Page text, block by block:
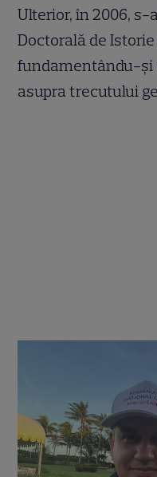
Ulterior, în 2006, s-
Doctorală de
fundamentându-
asupra trecutului